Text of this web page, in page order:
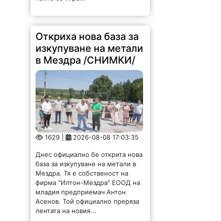
Откриха нова база за
изкупуване на метали
в Мездра /СНИМКИ/
1629 | 2026-08-08 17:03:35
Днес официално бе открита нова
база за изкупуване на метали в
Мездра. Тя е собственост на
фирма "Илтон-Мездра" ЕООД на
младия предприемач Антон
Асенов. Той официално преряза
лентата на новия...